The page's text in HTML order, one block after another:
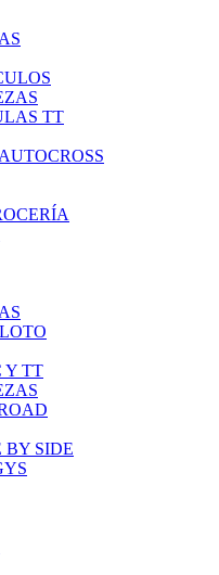
TT
Y TT
BY SIDE